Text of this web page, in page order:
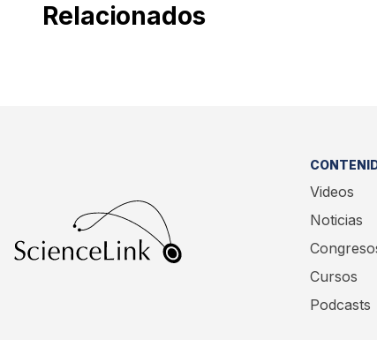
Relacionados
Videos
Noticias
Cursos
Podcasts